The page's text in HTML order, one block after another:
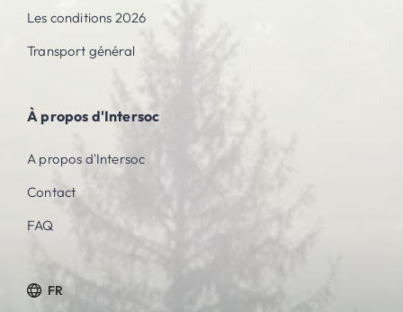
Les conditions 2026
Transport général
À propos d'Intersoc
A propos d'Intersoc
Contact
FAQ
FR